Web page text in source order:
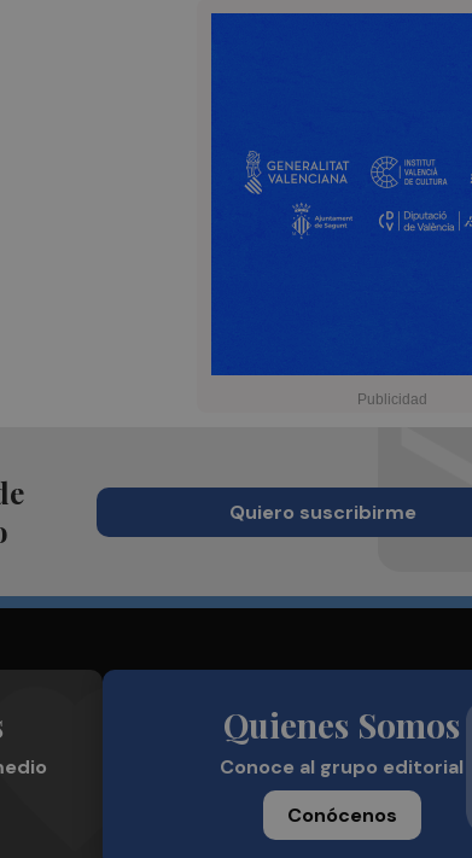
Quiero suscribirme
Quienes Somos
Conoce al grupo editorial
Conócenos